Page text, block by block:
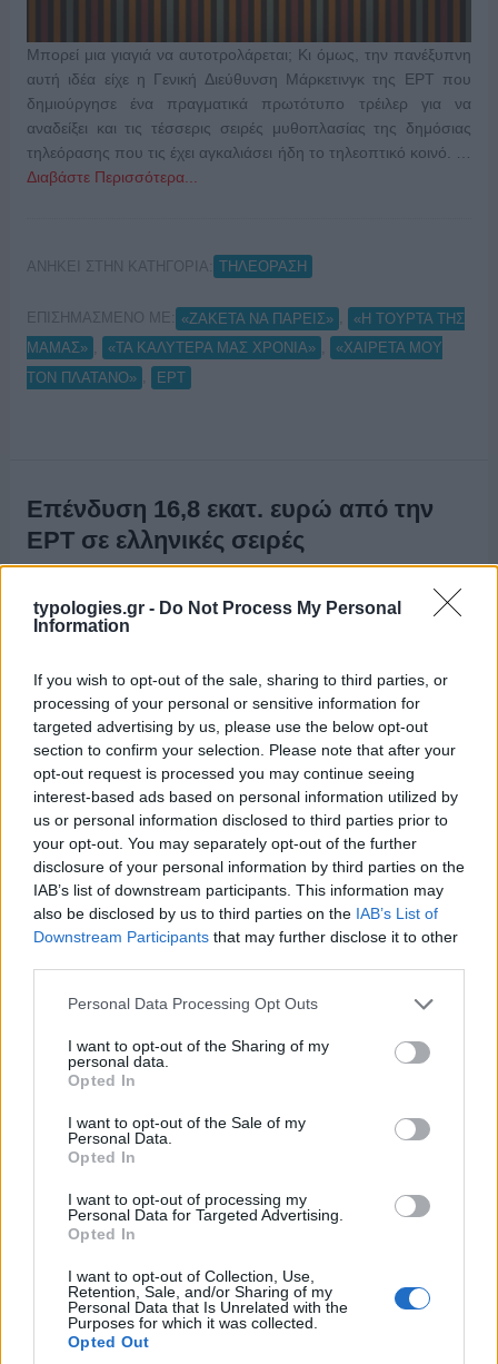
typologies.gr - Do Not Process My Personal
Information
If you wish to opt-out of the sale, sharing to third parties, or
processing of your personal or sensitive information for
targeted advertising by us, please use the below opt-out
section to confirm your selection. Please note that after your
opt-out request is processed you may continue seeing
interest-based ads based on personal information utilized by
us or personal information disclosed to third parties prior to
your opt-out. You may separately opt-out of the further
disclosure of your personal information by third parties on the
IAB’s list of downstream participants. This information may
also be disclosed by us to third parties on the IAB’s List of
Downstream Participants that may further disclose it to other
Please note that this website/app uses one or more Google
not limited to your visit or usage behaviour. You may click to
grant or deny consent to Google and its third-party tags to
use your data for below specified purposes in below Google
consent section.
Personal Data Processing Opt Outs
I want to opt-out of the Sharing of my
personal data.
Opted In
I want to opt-out of the Sale of my
Personal Data.
Opted In
I want to opt-out of processing my
Personal Data for Targeted Advertising.
Opted In
I want to opt-out of Collection, Use,
Retention, Sale, and/or Sharing of my
Personal Data that Is Unrelated with the
Purposes for which it was collected.
Opted Out
Μπορεί μια γιαγιά να αυτοτρολάρεται; Κι όμως, την πανέξυπνη
αυτή ιδέα είχε η Γενική Διεύθυνση Μάρκετινγκ της ΕΡΤ που
δημιούργησε ένα πραγματικά πρωτότυπο τρέιλερ για να
αναδείξει και τις τέσσερις σειρές μυθοπλασίας της δημόσιας
τηλεόρασης που τις έχει αγκαλιάσει ήδη το τηλεοπτικό κοινό. …
Διαβάστε Περισσότερα...
ΑΝΗΚΕΙ ΣΤΗΝ ΚΑΤΗΓΟΡΙΑ: ΤΗΛΕΟΡΑΣΗ
ΕΠΙΣΗΜΑΣΜΕΝΟ ΜΕ: «ΖΑΚΕΤΑ ΝΑ ΠΑΡΕΙΣ»
«Η ΤΟΥΡΤΑ ΤΗΣ
ΜΑΜΑΣ»
«ΤΑ ΚΑΛΥΤΕΡΑ ΜΑΣ ΧΡΟΝΙΑ»
«ΧΑΙΡΕΤΑ ΜΟΥ
ΤΟΝ ΠΛΑΤΑΝΟ»
ΕΡΤ
Επένδυση 16,8 εκατ. ευρώ από την
ΕΡΤ σε ελληνικές σειρές
Η μεγάλη επένδυση της ΕΡΤ στη μυθοπλασία συνεχίζεται με
το «Music Hall», «Καρτ Ποστάλ», «Αγάπη Παράνομη» και
παραγωγές που ήδη …Διαβάστε Περισσότερα...
ΑΝΗΚΕΙ ΣΤΗΝ ΚΑΤΗΓΟΡΙΑ: ΤΗΛΕΟΡΑΣΗ
ΕΠΙΣΗΜΑΣΜΕΝΟ ΜΕ: «MUSIC HALL» , «ΑΓΑΠΗ ΠΑΡΑΝΟΜΗ»
«ΖΑΚΕΤΑ ΝΑ ΠΑΡΕΙΣ»
«Η ΤΟΥΡΤΑ ΤΗΣ ΜΑΜΑΣ»
ΤΟΝ ΠΛΑΤΑΝΟ» , ARCADIA MEDIA , NEEDAFIXER
ΜΟΝΟΠΡΟΣΩΠΗ ΙΚΕ , ΑΓΓΕΛΟΣ ΣΤΥΛΙΑΝΟΣ ΠΑΡΑΓΩΓΗ
ΟΠΤΙΚΟΑΚΟΥΣΤΙΚΩΝ ΜΕΣΩΝ ΜΟΝΟΠΡΟΣΩΠΗ ΙΚΕ